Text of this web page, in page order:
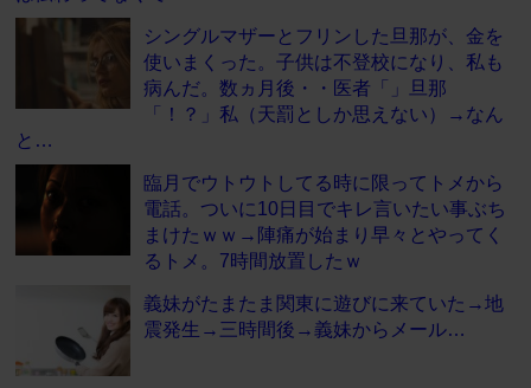
シングルマザーとフリンした旦那が、金を
使いまくった。子供は不登校になり、私も
病んだ。数ヵ月後・・医者「」旦那
「！？」私（天罰としか思えない）→なん
と…
臨月でウトウトしてる時に限ってトメから
電話。ついに10日目でキレ言いたい事ぶち
まけたｗｗ→陣痛が始まり早々とやってく
るトメ。7時間放置したｗ
義妹がたまたま関東に遊びに来ていた→地
震発生→三時間後→義妹からメール…